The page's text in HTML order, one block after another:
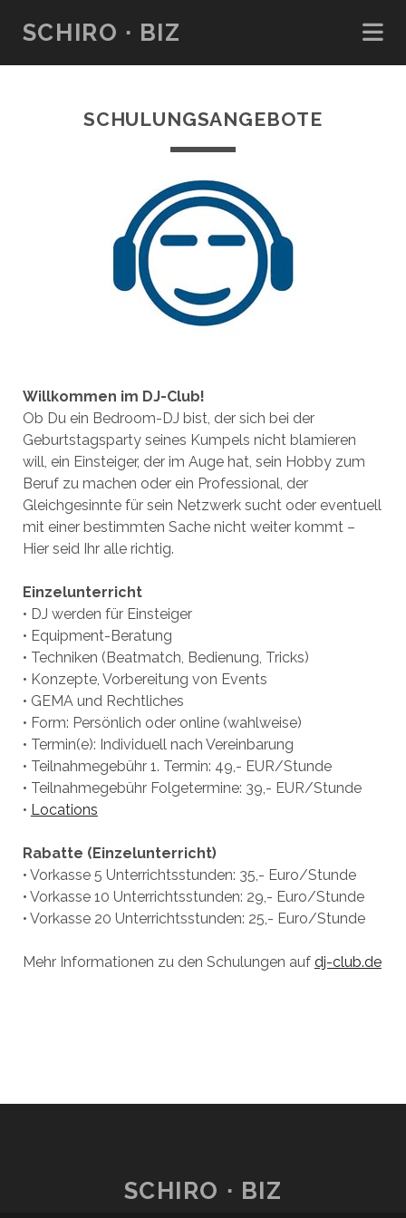
SCHIRO ∙ BIZ
SCHULUNGSANGEBOTE
Willkommen im DJ-Club!
Ob Du ein Bedroom-DJ bist, der sich bei der
Geburtstagsparty seines Kumpels nicht blamieren
will, ein Einsteiger, der im Auge hat, sein Hobby zum
Beruf zu machen oder ein Professional, der
Gleichgesinnte für sein Netzwerk sucht oder eventuell
mit einer bestimmten Sache nicht weiter kommt –
Hier seid Ihr alle richtig.
Einzelunterricht
• DJ werden für Einsteiger
• Equipment-Beratung
• Techniken (Beatmatch, Bedienung, Tricks)
• Konzepte, Vorbereitung von Events
• GEMA und Rechtliches
• Form: Persönlich oder online (wahlweise)
• Termin(e): Individuell nach Vereinbarung
• Teilnahmegebühr 1. Termin: 49,- EUR/Stunde
• Teilnahmegebühr Folgetermine: 39,- EUR/Stunde
• Locations
Rabatte (Einzelunterricht)
• Vorkasse 5 Unterrichtsstunden: 35,- Euro/Stunde
• Vorkasse 10 Unterrichtsstunden: 29,- Euro/Stunde
• Vorkasse 20 Unterrichtsstunden: 25,- Euro/Stunde
Mehr Informationen zu den Schulungen auf dj-club.de
SCHIRO ∙ BIZ